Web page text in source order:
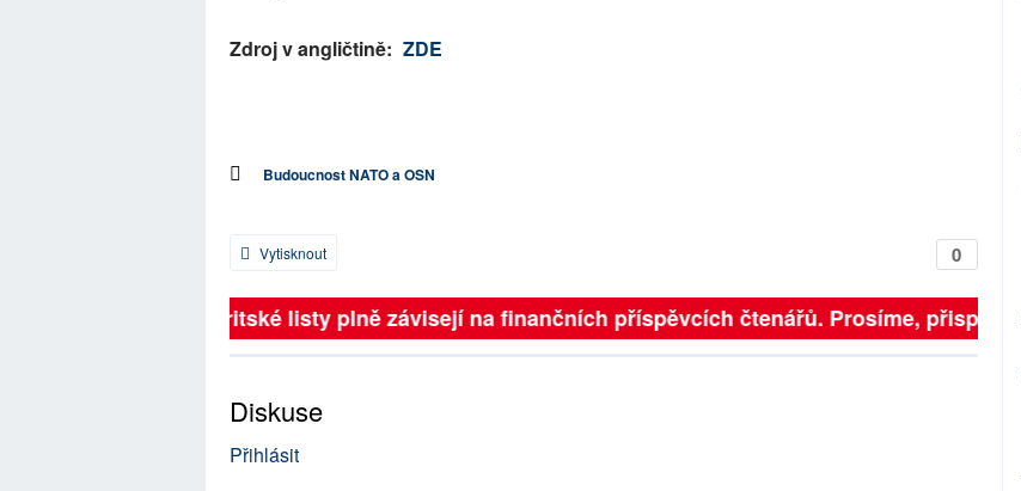
Zdroj v angličtině: ZDE
Budoucnost NATO a OSN
0
Vytisknout
Britské listy plně závisejí na finančních příspěvcích čtenářů. Prosíme, přispějte. ➥
Diskuse
Přihlásit